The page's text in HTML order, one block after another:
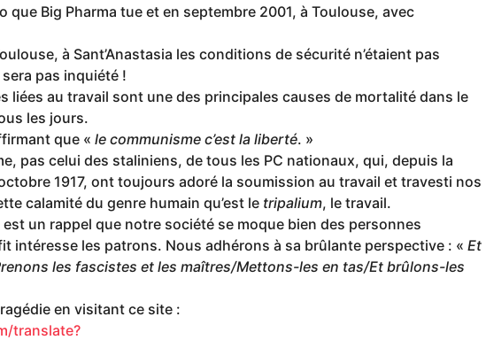
que Big Pharma tue et en septembre 2001, à Toulouse, avec
à Sant’Anastasia les conditions de sécurité n’étaient pas
pas inquiété !
liées au travail sont une des principales causes de mortalité dans le
les jours.
que « le communisme c’est la liberté. »
pas celui des staliniens, de tous les PC nationaux, qui, depuis la
1917, ont toujours adoré la soumission au travail et travesti nos
calamité du genre humain qu’est le tripalium, le travail.
est un rappel que notre société se moque bien des personnes
intéresse les patrons. Nous adhérons à sa brûlante perspective : « Et
les fascistes et les maîtres/Mettons-les en tas/Et brûlons-les
en visitant ce site :
translate?